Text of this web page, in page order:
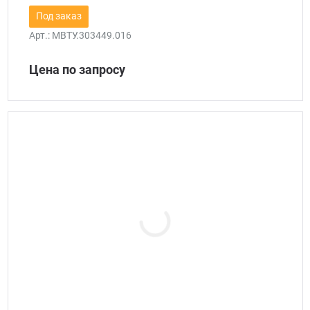
Под заказ
Арт.: МВТУ.303449.016
Цена по запросу